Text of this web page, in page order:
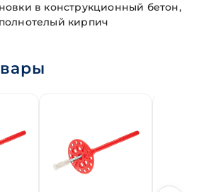
в конструкционный бетон,
кирпич